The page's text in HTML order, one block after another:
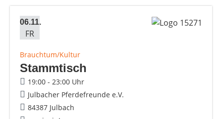
06.11.
FR
Brauchtum/Kultur
Stammtisch
19:00 - 23:00 Uhr
Julbacher Pferdefreunde e.V.
84387 Julbach